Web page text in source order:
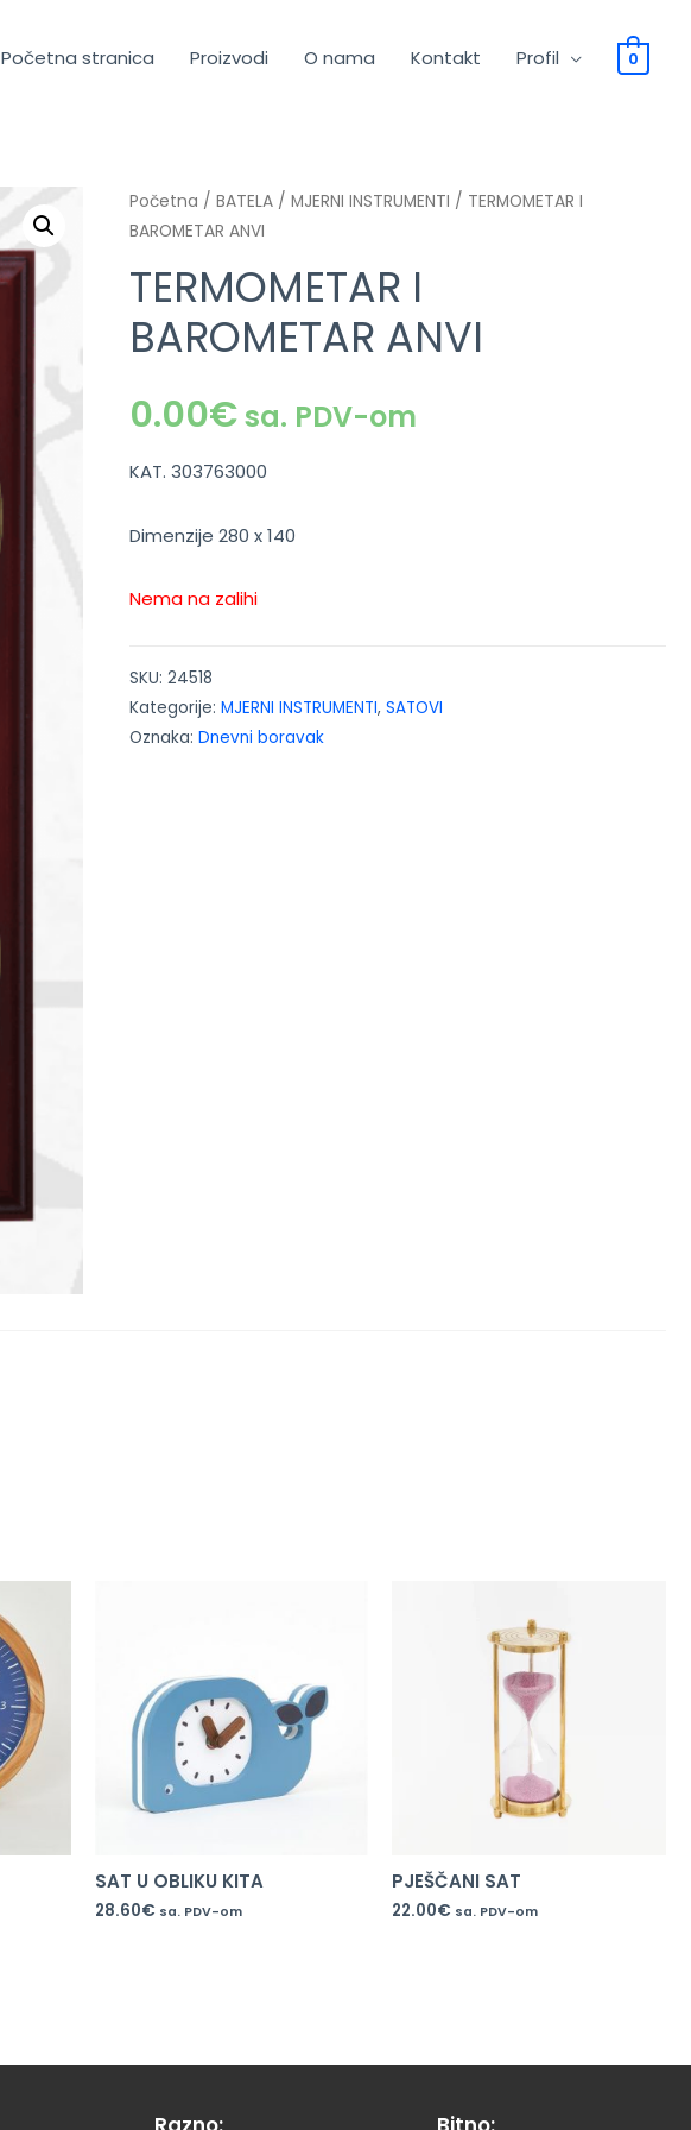
Početna stranica Proizvodi O nama Kontakt Profil 0
Početna /BATELA /MJERNI INSTRUMENTI / TERMOMETAR I
BAROMETAR ANVI
TERMOMETAR I
BAROMETAR ANVI
0.00€sa. PDV-om
KAT. 303763000
Dimenzije 280 x 140
Nema na zalihi
SKU:24518
Kategorije:MJERNI INSTRUMENTI,SATOVI
Oznaka:Dnevni boravak
SAT U OBLIKU KITA
28.60€ sa. PDV-om
PJEŠČANI SAT
22.00€ sa. PDV-om